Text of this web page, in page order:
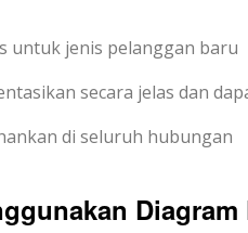
untuk jenis pelanggan baru
secara jelas dan
di seluruh hubungan
Diagram